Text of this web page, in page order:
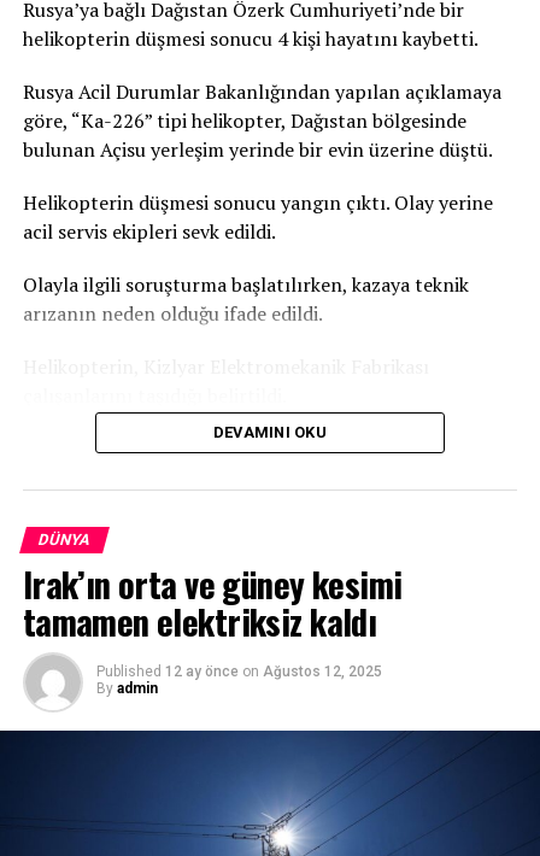
yoğunluk yaşandığını kaydetti. Fransa’daki acil sağlık
gün aşırı sıcaklardan etkilendiği değerlendirilen 109 kişi
yaşamını yitirmişti. Bu sayının yalnızca ev ve kamusal
alanda hayatını kaybedenleri kapsadığı bildirilmişti.
Türkiye’de de yeni haftada aşırı sıcak hava dalgası etkili
olacak. İstanbul’da hava sıcaklığının yarın 31 dereceye,
basınında yer alan haberlere göre Akdeniz Bölgesi
genelinde gölgede hissedilen sıcaklık 36-39 derece.
Rusya’ya bağlı Dağıstan Özerk Cumhuriyeti’nde bir
helikopterin düşmesi sonucu 4 kişi hayatını kaybetti.
Rusya Acil Durumlar Bakanlığından yapılan açıklamaya
göre, “Ka-226” tipi helikopter, Dağıstan bölgesinde
bulunan Açisu yerleşim yerinde bir evin üzerine düştü.
Helikopterin düşmesi sonucu yangın çıktı. Olay yerine
acil servis ekipleri sevk edildi.
Olayla ilgili soruşturma başlatılırken, kazaya teknik
arızanın neden olduğu ifade edildi.
Dağıstan Özerk Cumhuriyeti Başkanı Sergey Melikov,
göre, 4 kişi yaşamını yitirdi. Yaralanan 3 kişi ise
DEVAMINI OKU
DÜNYA
Irak’ın orta ve güney kesimi
tamamen elektriksiz kaldı
Published 12 ay önce on Ağustos 12, 2025
By admin